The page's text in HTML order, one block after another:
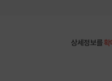
상세정보를확